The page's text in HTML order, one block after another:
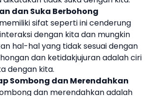
dan Suka Berbohong
sifat seperti ini cenderung
dengan kita dan mungkin
hal-hal yang tidak sesuai dengan
dan ketidakjujuran adalah ciri
dengan kita.
Sombong dan Merendahkan
dan merendahkan adalah